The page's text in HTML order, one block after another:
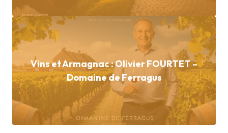
Vins et Armagnac : Olivier FOURTET –
Domaine de Ferragus